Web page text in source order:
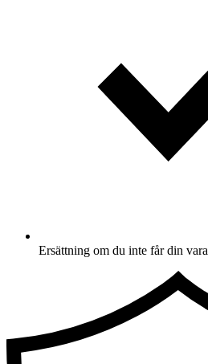
Ersättning om du inte får din vara